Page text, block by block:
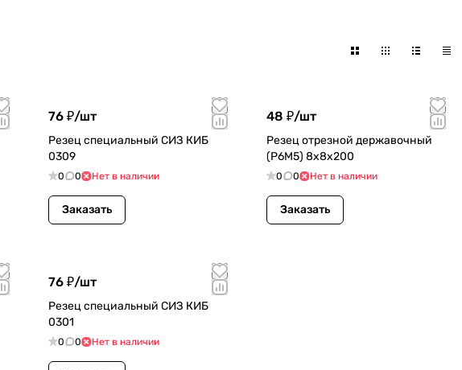
76 ₽/шт
Резец специальный СИЗ КИБ
0309
0 0 Нет в наличии
Заказать
48 ₽/шт
Резец отрезной державочный
(Р6М5) 8х8х200
0 0 Нет в наличии
Заказать
76 ₽/шт
Резец специальный СИЗ КИБ
0301
0 0 Нет в наличии